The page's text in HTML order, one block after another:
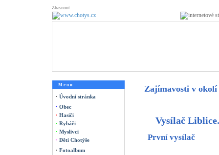
Zhasnout
M e n u
· Úvodní stránka
· Obec
· Hasiči
· Rybáři
· Myslivci
· Děti Chotýše
· Fotoalbum
Zajímavosti v okolí
Vysílač Liblice.
První vysílač